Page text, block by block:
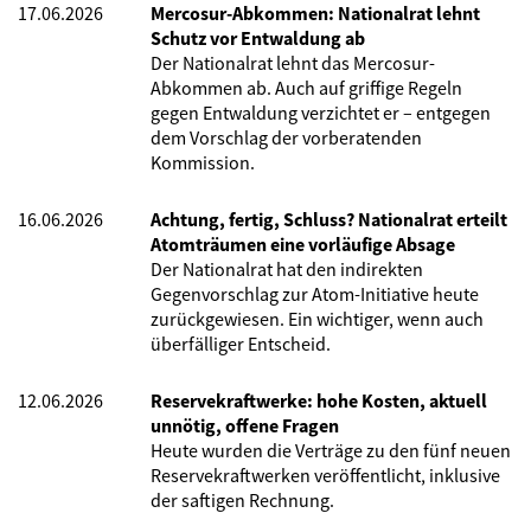
17.06.2026
Mercosur-Abkommen: Nationalrat lehnt
Schutz vor Entwaldung ab
Der Nationalrat lehnt das Mercosur-
Abkommen ab. Auch auf griffige Regeln
gegen Entwaldung verzichtet er – entgegen
dem Vorschlag der vorberatenden
Kommission.
16.06.2026
Achtung, fertig, Schluss? Nationalrat erteilt
Atomträumen eine vorläufige Absage
Der Nationalrat hat den indirekten
Gegenvorschlag zur Atom-Initiative heute
zurückgewiesen. Ein wichtiger, wenn auch
überfälliger Entscheid.
12.06.2026
Reservekraftwerke: hohe Kosten, aktuell
unnötig, offene Fragen
Heute wurden die Verträge zu den fünf neuen
Reservekraftwerken veröffentlicht, inklusive
der saftigen Rechnung.